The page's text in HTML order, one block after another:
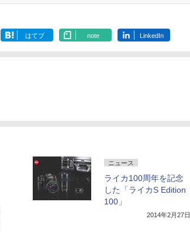
はてブ note LinkedIn
ニュース
ライカ100周年を記念
した「ライカS Edition
100」
2014年2月27日